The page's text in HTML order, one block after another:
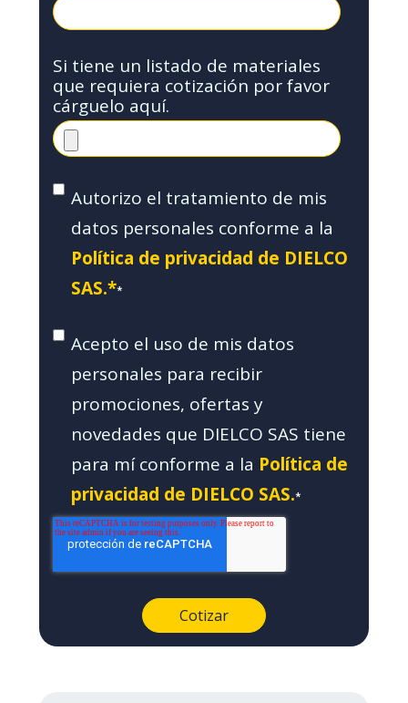
Si tiene un listado de materiales
que requiera cotización por favor
cárguelo aquí.
Autorizo el tratamiento de mis
datos personales conforme a la
Política de privacidad de DIELCO
SAS.**
Acepto el uso de mis datos
personales para recibir
promociones, ofertas y
novedades que DIELCO SAS tiene
para mí conforme a la Política de
privacidad de DIELCO SAS.*